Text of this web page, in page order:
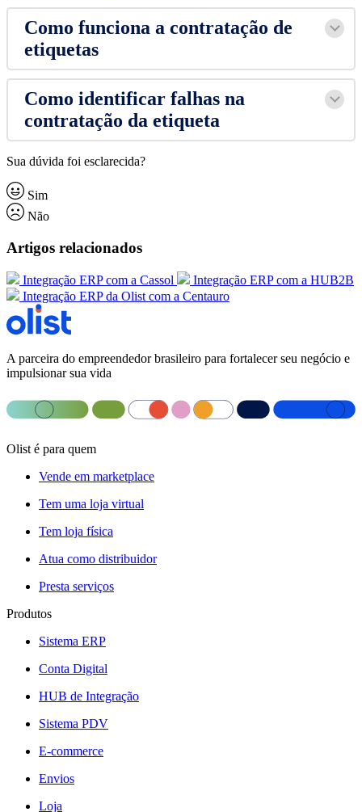
Como funciona a contratação de
etiquetas
Como identificar falhas na
contratação da etiqueta
Sua dúvida foi esclarecida?
Sim
Não
Artigos relacionados
Integração ERP com a Cassol
Integração ERP com a HUB2B
Integração ERP da Olist com a Centauro
A parceira do empreendedor brasileiro para fortalecer seu negócio e
impulsionar sua vida
Olist é para quem
Vende em marketplace
Tem uma loja virtual
Tem loja física
Atua como distribuidor
Presta serviços
Produtos
Sistema ERP
Conta Digital
HUB de Integração
Sistema PDV
E-commerce
Envios
Loja